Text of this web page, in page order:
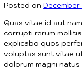
Posted onDecember
Quas vitae id aut
corrupti rerum
explicabo quos
voluptas sunt vitae
dolorum magni